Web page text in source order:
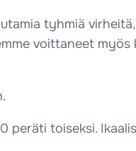
tyhmiä
voittaneet myös
toiseksi.